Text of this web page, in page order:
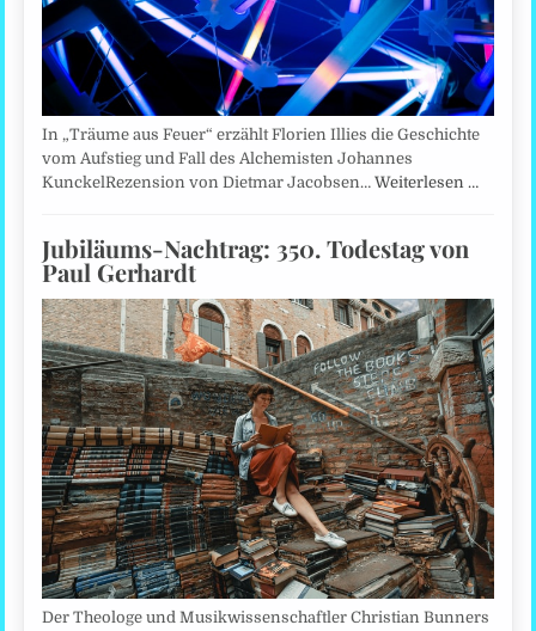
In „Träume aus Feuer“ erzählt Florien Illies die Geschichte
vom Aufstieg und Fall des Alchemisten Johannes
KunckelRezension von Dietmar Jacobsen…Weiterlesen …
Jubiläums-Nachtrag: 350. Todestag von
Paul Gerhardt
Der Theologe und Musikwissenschaftler Christian Bunners